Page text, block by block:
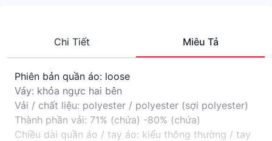
Chi Tiết Miêu Tả
Phiên bản quần áo: loose
Váy: khóa ngực hai bên
Vải / chất liệu: polyester / polyester (sợi polyester)
Thành phần vải: 71% (chứa) -80% (chứa)
Chiều dài quần áo / tay áo: kiểu thông thường / tay